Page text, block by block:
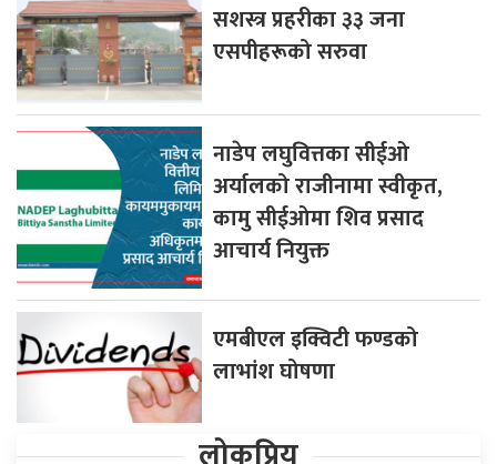
सशस्त्र प्रहरीका ३३ जना
एसपीहरूको सरुवा
नाडेप लघुवित्तका सीईओ
अर्यालको राजीनामा स्वीकृत,
कामु सीईओमा शिव प्रसाद
आचार्य नियुक्त
एमबीएल इक्विटी फण्डको
लाभांश घोषणा